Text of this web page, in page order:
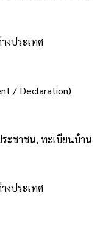
งประเทศ
/ Declaration)
ระชาชน, ทะเบียนบ้าน
งประเทศ